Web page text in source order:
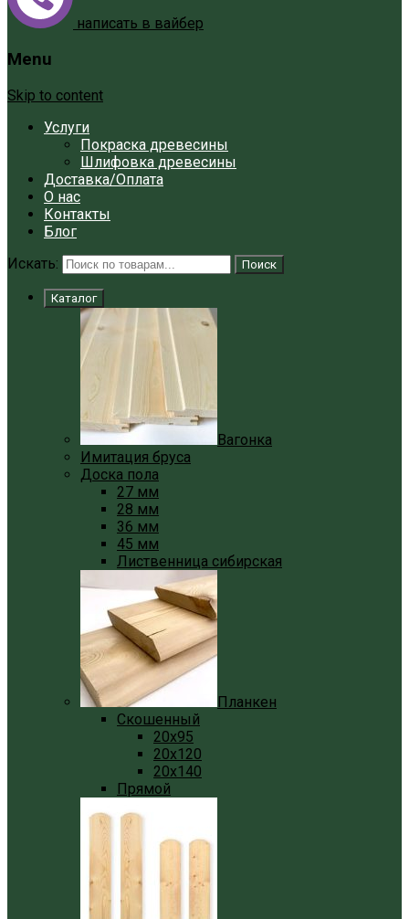
написать в вайбер
Menu
Skip to content
Услуги
Покраска древесины
Шлифовка древесины
Доставка/Оплата
О нас
Контакты
Блог
Искать:
Поиск
Каталог
Вагонка
Имитация бруса
Доска пола
27 мм
28 мм
36 мм
45 мм
Лиственница сибирская
Планкен
Скошенный
20x95
20x120
20x140
Прямой